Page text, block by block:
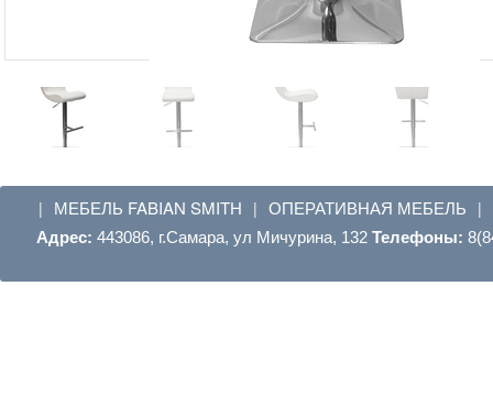
| МЕБЕЛЬ FABIAN SMITH | ОПЕРАТИВНАЯ МЕБЕЛЬ |
Адрес: 443086, г.Самара, ул Мичурина, 132 Телефоны: